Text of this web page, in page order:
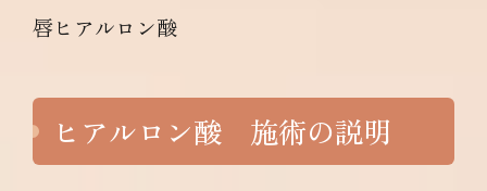
唇ヒアルロン酸
ヒアルロン酸 施術の説明